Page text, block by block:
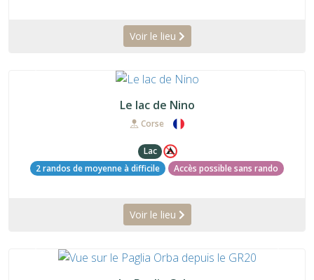
Voir le lieu
Le lac de Nino
Corse
Lac
2 randos de moyenne à difficile
Accès possible sans rando
Voir le lieu
Précédent